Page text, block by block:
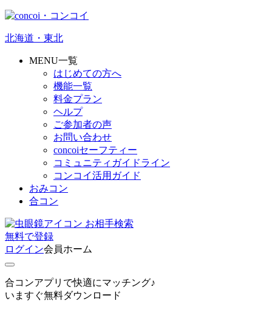
北海道・東北
MENU一覧
はじめての方へ
機能一覧
料金プラン
ヘルプ
ご参加者の声
お問い合わせ
concoiセーフティー
コミュニティガイドライン
コンコイ活用ガイド
おみコン
合コン
お相手検索
無料で登録
ログイン会員ホーム
合コンアプリで快適にマッチング♪
いますぐ無料ダウンロード